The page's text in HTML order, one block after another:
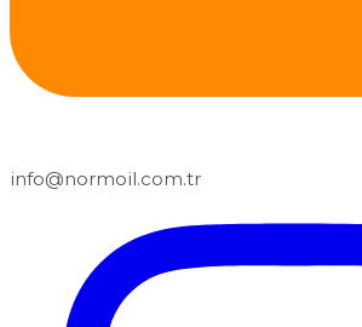
info@normoil.com.tr